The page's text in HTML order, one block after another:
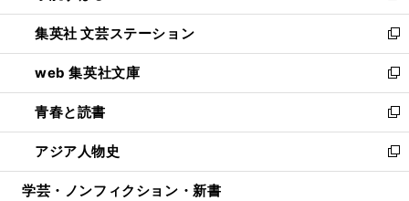
開
く
ウ
ィ
ン
ド
ウ
で
開
く
し
い
ウ
ィ
ン
ド
ウ
で
開
集英社 文芸ステーション
新
し
い
ウ
ィ
ン
ド
ウ
web 集英社文庫
新
し
い
ウ
ィ
ン
青春と読書
新
し
い
ウ
アジア人物史
新
し
学芸・ノンフィクション・新書